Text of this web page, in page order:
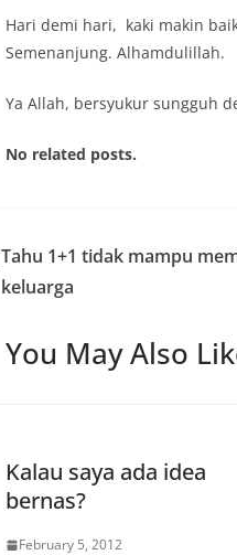
Hari demi hari, kaki makin
Semenanjung. Alhamdulillah.
Ya Allah, bersyukur sungguh
No related posts.
Tahu 1+1 tidak mampu
keluarga
You May Also
Kalau saya ada idea
bernas?
February 5, 2012